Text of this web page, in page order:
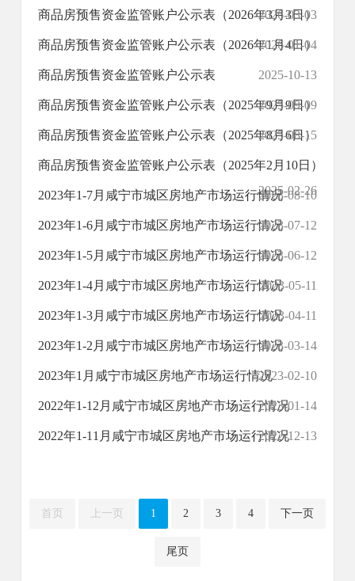
商品房预售资金监管账户公示表（2026年3月3日）
2026-03-03
商品房预售资金监管账户公示表（2026年1月4日）
2026-01-04
商品房预售资金监管账户公示表 2025-10-13
商品房预售资金监管账户公示表（2025年9月9日）
2025-09-09
商品房预售资金监管账户公示表（2025年8月6日）
2025-08-15
商品房预售资金监管账户公示表（2025年2月10日）
2025-02-26
​2023年1-7月咸宁市城区房地产市场运行情况2023-08-10
​2023年1-6月咸宁市城区房地产市场运行情况2023-07-12
2023年1-5月咸宁市城区房地产市场运行情况2023-06-12
​2023年1-4月咸宁市城区房地产市场运行情况2023-05-11
​2023年1-3月咸宁市城区房地产市场运行情况2023-04-11
​2023年1-2月咸宁市城区房地产市场运行情况2023-03-14
2023年1月咸宁市城区房地产市场运行情况2023-02-10
2022年1-12月咸宁市城区房地产市场运行情况2023-01-14
2022年1-11月咸宁市城区房地产市场运行情况2022-12-13
首页 上一页 1 2 3 4 下一页
尾页